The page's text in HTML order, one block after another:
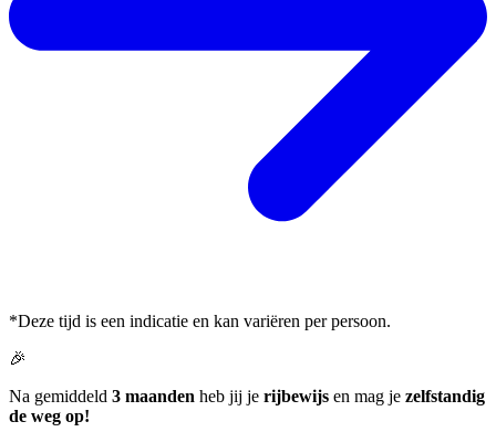
*Deze tijd is een indicatie en kan variëren per persoon.
🎉
Na gemiddeld 3 maanden heb jij je rijbewijs en mag je zelfstandig
de weg op!